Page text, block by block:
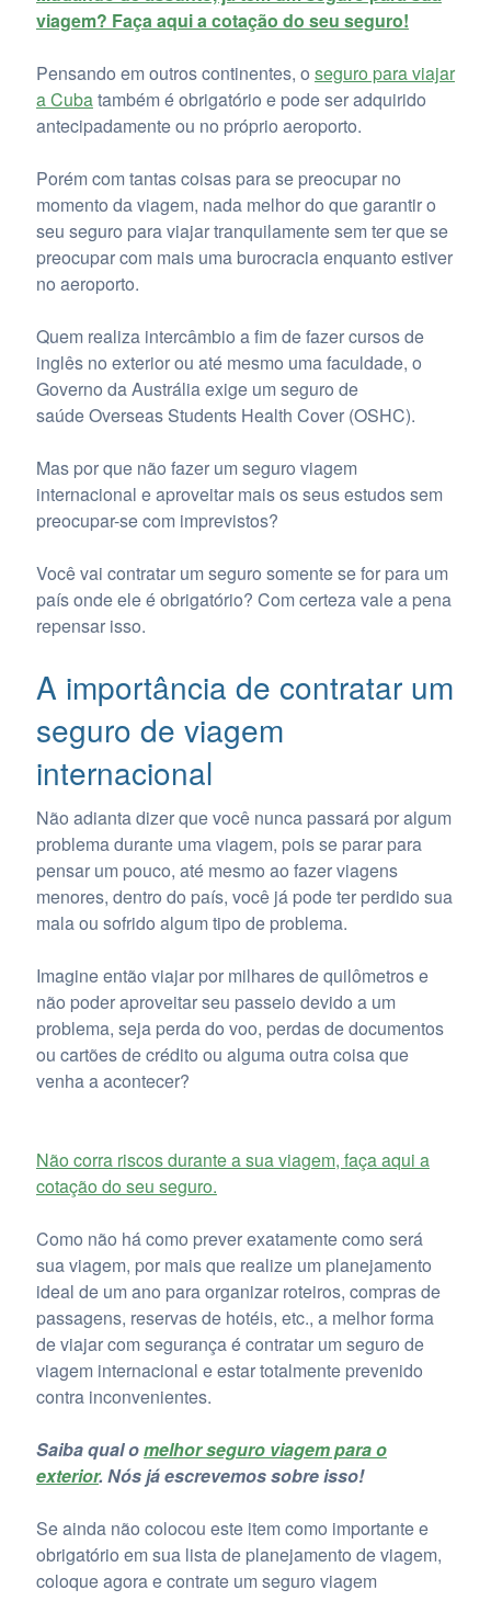
viagem? Faça aqui a cotação do seu seguro!
Pensando em outros continentes, o seguro para viajar
a Cubatambém é obrigatório e pode ser adquirido
antecipadamente ou no próprio aeroporto.
Porém com tantas coisas para se preocupar no
momento da viagem, nada melhor do que garantir o
seu seguro para viajar tranquilamente sem ter que se
preocupar com mais uma burocracia enquanto estiver
no aeroporto.
Quem realiza intercâmbio a fim de fazer cursos de
inglês no exterior ou até mesmo uma faculdade, o
Governo da Austrália exige um seguro de
saúde Overseas Students Health Cover (OSHC).
Mas por que não fazer um seguro viagem
internacional e aproveitar mais os seus estudos sem
preocupar-se com imprevistos?
Você vai contratar um seguro somente se for para um
país onde ele é obrigatório? Com certeza vale a pena
repensar isso.
A importância de contratar um
seguro de viagem
internacional
Não adianta dizer que você nunca passará por algum
problema durante uma viagem, pois se parar para
pensar um pouco, até mesmo ao fazer viagens
menores, dentro do país, você já pode ter perdido sua
mala ou sofrido algum tipo de problema.
Imagine então viajar por milhares de quilômetros e
não poder aproveitar seu passeio devido a um
problema, seja perda do voo, perdas de documentos
ou cartões de crédito ou alguma outra coisa que
venha a acontecer?
Não corra riscos durante a sua viagem, faça aqui a
cotação do seu seguro.
Como não há como prever exatamente como será
sua viagem, por mais que realize um planejamento
ideal de um ano para organizar roteiros, compras de
passagens, reservas de hotéis, etc., a melhor forma
de viajar com segurança é contratar um seguro de
viagem internacional e estar totalmente prevenido
contra inconvenientes.
Saiba qual omelhor seguro viagem para o
exterior. Nós já escrevemos sobre isso!
Se ainda não colocou este item como importante e
obrigatório em sua lista de planejamento de viagem,
coloque agora e contrate um seguro viagem